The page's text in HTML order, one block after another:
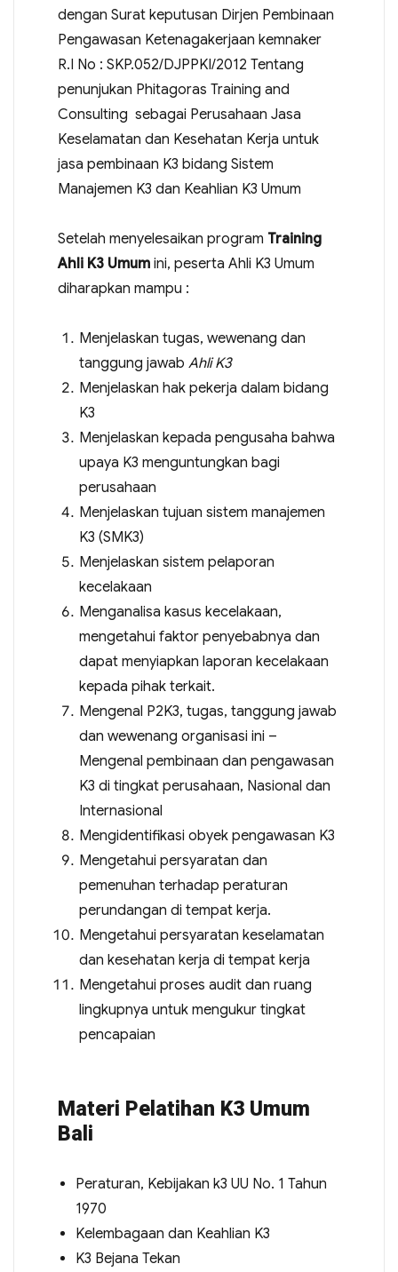
dengan Surat keputusan Dirjen Pembinaan
Pengawasan Ketenagakerjaan kemnaker
R.I No : SKP.052/DJPPKI/2012 Tentang
penunjukan Phitagoras Training and
Consulting sebagai Perusahaan Jasa
Keselamatan dan Kesehatan Kerja untuk
jasa pembinaan K3 bidang Sistem
Manajemen K3 dan Keahlian K3 Umum
Setelah menyelesaikan program Training
Ahli K3 Umumini, peserta Ahli K3 Umum
diharapkan mampu :
Menjelaskan tugas, wewenang dan
tanggung jawab Ahli K3
Menjelaskan hak pekerja dalam bidang
K3
Menjelaskan kepada pengusaha bahwa
upaya K3 menguntungkan bagi
perusahaan
Menjelaskan tujuan sistem manajemen
K3 (SMK3)
Menjelaskan sistem pelaporan
kecelakaan
Menganalisa kasus kecelakaan,
mengetahui faktor penyebabnya dan
dapat menyiapkan laporan kecelakaan
kepada pihak terkait.
Mengenal P2K3, tugas, tanggung jawab
dan wewenang organisasi ini –
Mengenal pembinaan dan pengawasan
K3 di tingkat perusahaan, Nasional dan
Internasional
Mengidentifikasi obyek pengawasan K3
Mengetahui persyaratan dan
pemenuhan terhadap peraturan
perundangan di tempat kerja.
Mengetahui persyaratan keselamatan
dan kesehatan kerja di tempat kerja
Mengetahui proses audit dan ruang
lingkupnya untuk mengukur tingkat
pencapaian
Materi Pelatihan K3 Umum
Bali
Peraturan, Kebijakan k3 UU No. 1 Tahun
1970
Kelembagaan dan Keahlian K3
K3 Bejana Tekan